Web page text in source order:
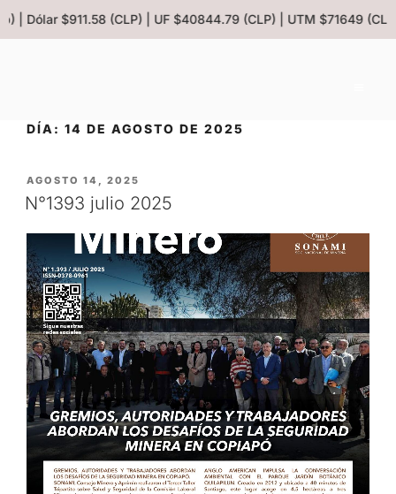
| Dólar $911.58 (CLP) | UF $40844.79 (CLP) | UTM $71649
DÍA: 14 DE AGOSTO DE 2025
AGOSTO 14, 2025
N°1393 julio 2025